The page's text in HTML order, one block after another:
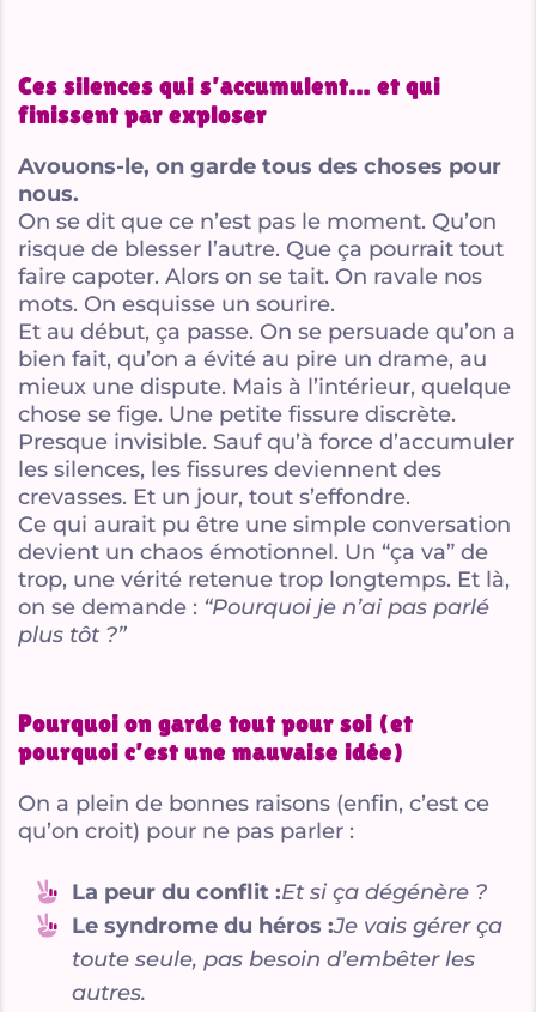
Ces silences qui s’accumulent… et qui
finissent par exploser
Avouons-le, on garde tous des choses pour
nous.
On se dit que ce n’est pas le moment. Qu’on
risque de blesser l’autre. Que ça pourrait tout
faire capoter. Alors on se tait. On ravale nos
mots. On esquisse un sourire.
Et au début, ça passe. On se persuade qu’on a
bien fait, qu’on a évité au pire un drame, au
mieux une dispute. Mais à l’intérieur, quelque
chose se fige. Une petite fissure discrète.
Presque invisible. Sauf qu’à force d’accumuler
les silences, les fissures deviennent des
crevasses. Et un jour, tout s’effondre.
Ce qui aurait pu être une simple conversation
devient un chaos émotionnel. Un “ça va” de
trop, une vérité retenue trop longtemps. Et là,
on se demande : “Pourquoi je n’ai pas parlé
plus tôt ?”
Pourquoi on garde tout pour soi (et
pourquoi c’est une mauvaise idée)
On a plein de bonnes raisons (enfin, c’est ce
qu’on croit) pour ne pas parler :
La peur du conflit :Et si ça dégénère ?
Le syndrome du héros :Je vais gérer ça
toute seule, pas besoin d’embêter les
autres.